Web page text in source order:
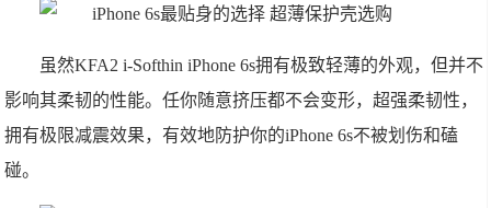
虽然KFA2 i-Softhin iPhone 6s拥有极致轻薄的外观，但并不
影响其柔韧的性能。任你随意挤压都不会变形，超强柔韧性，
拥有极限减震效果，有效地防护你的iPhone 6s不被划伤和磕
碰。